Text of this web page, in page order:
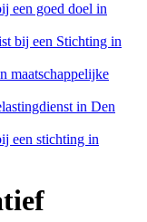
een goed doel in
bij een Stichting in
maatschappelijke
in Den
een stichting in